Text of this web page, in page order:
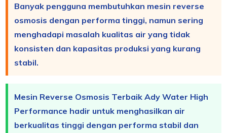
Banyak pengguna membutuhkan mesin reverse
osmosis dengan performa tinggi, namun sering
menghadapi masalah kualitas air yang tidak
konsisten dan kapasitas produksi yang kurang
stabil.
Mesin Reverse Osmosis Terbaik Ady Water High
Performance hadir untuk menghasilkan air
berkualitas tinggi dengan performa stabil dan